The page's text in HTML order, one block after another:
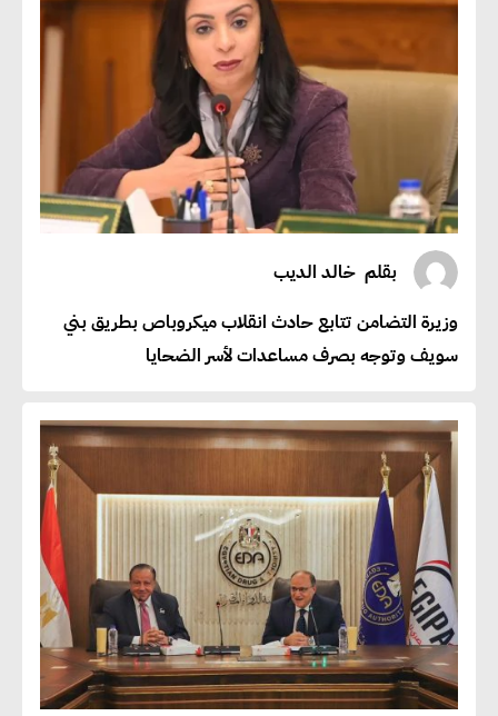
بقلم خالد الديب
وزيرة التضامن تتابع حادث انقلاب ميكروباص بطريق بني
سويف وتوجه بصرف مساعدات لأسر الضحايا